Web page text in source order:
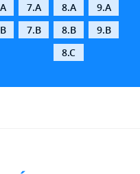
7.A
7.B
8.A
8.B
8.C
9.A
9.B